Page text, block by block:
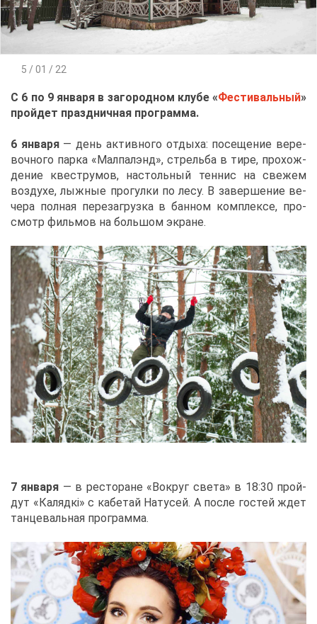
5 / 01 / 22
С 6 по 9 ян­ва­ря в за­го­род­ном клу­бе «Фе­сти­валь­ный»
прой­дет празд­нич­ная про­грам­ма.
6 ян­ва­ря— день ак­тив­но­го от­ды­ха: по­се­ще­ние ве­ре­
воч­но­го пар­ка «Мал­пал­энд», стрель­ба в ти­ре, про­хож­
де­ние кве­стру­мов, на­столь­ный тен­нис на све­жем
воз­ду­хе, лыж­ные про­гул­ки по ле­су. В за­вер­ше­ние ве­
че­ра пол­ная пе­ре­за­груз­ка в бан­ном ком­плек­се, про­
смотр филь­мов на боль­шом экране.
7 ян­ва­ря — в ре­сто­ране «Во­круг све­та» в 18:30 прой­
дут «Каляд­кi» с ка­бе­тай На­ту­сей. А по­сле го­стей ждет
тан­це­валь­ная про­грам­ма.